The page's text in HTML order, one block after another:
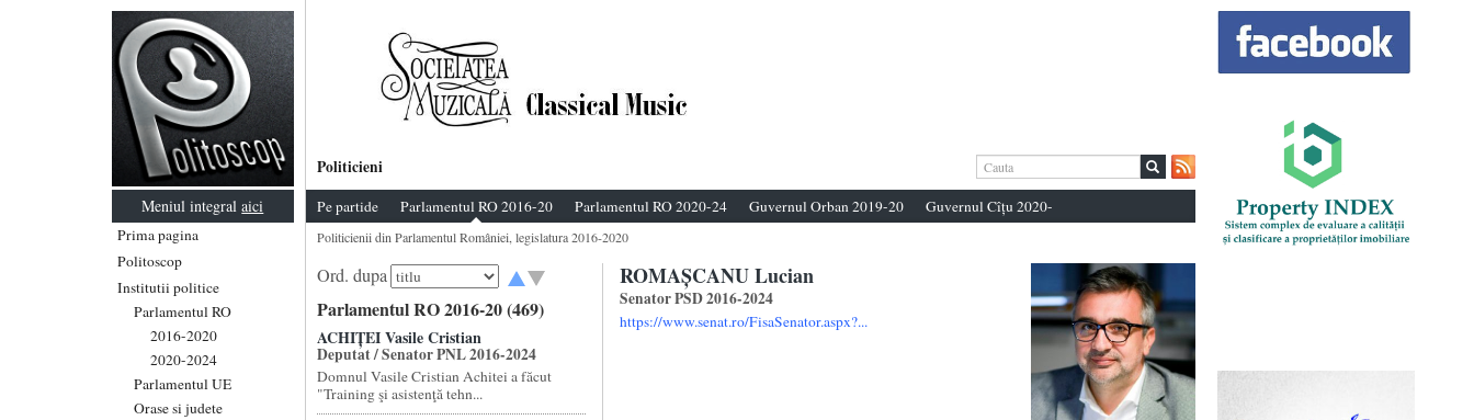
Meniul integralaici
Prima pagina
Politoscop
Institutii politice
Parlamentul RO
2016-2020
2020-2024
Parlamentul UE
Orase si judete
Politicieni
Pe partide Parlamentul RO 2016-20 Parlamentul RO 2020-24 Guvernul Orban 2019-20 Guvernul Cîțu 2020-
Politicienii din Parlamentul României, legislatura 2016-2020
Ord. dupa
Parlamentul RO 2016-20 (469)
ACHIȚEI Vasile Cristian
Deputat / Senator PNL 2016-2024
Domnul Vasile Cristian Achitei a făcut
"Training şi asistenţă tehn...
ROMAȘCANU Lucian
Senator PSD 2016-2024
https://www.senat.ro/FisaSenator.aspx?...